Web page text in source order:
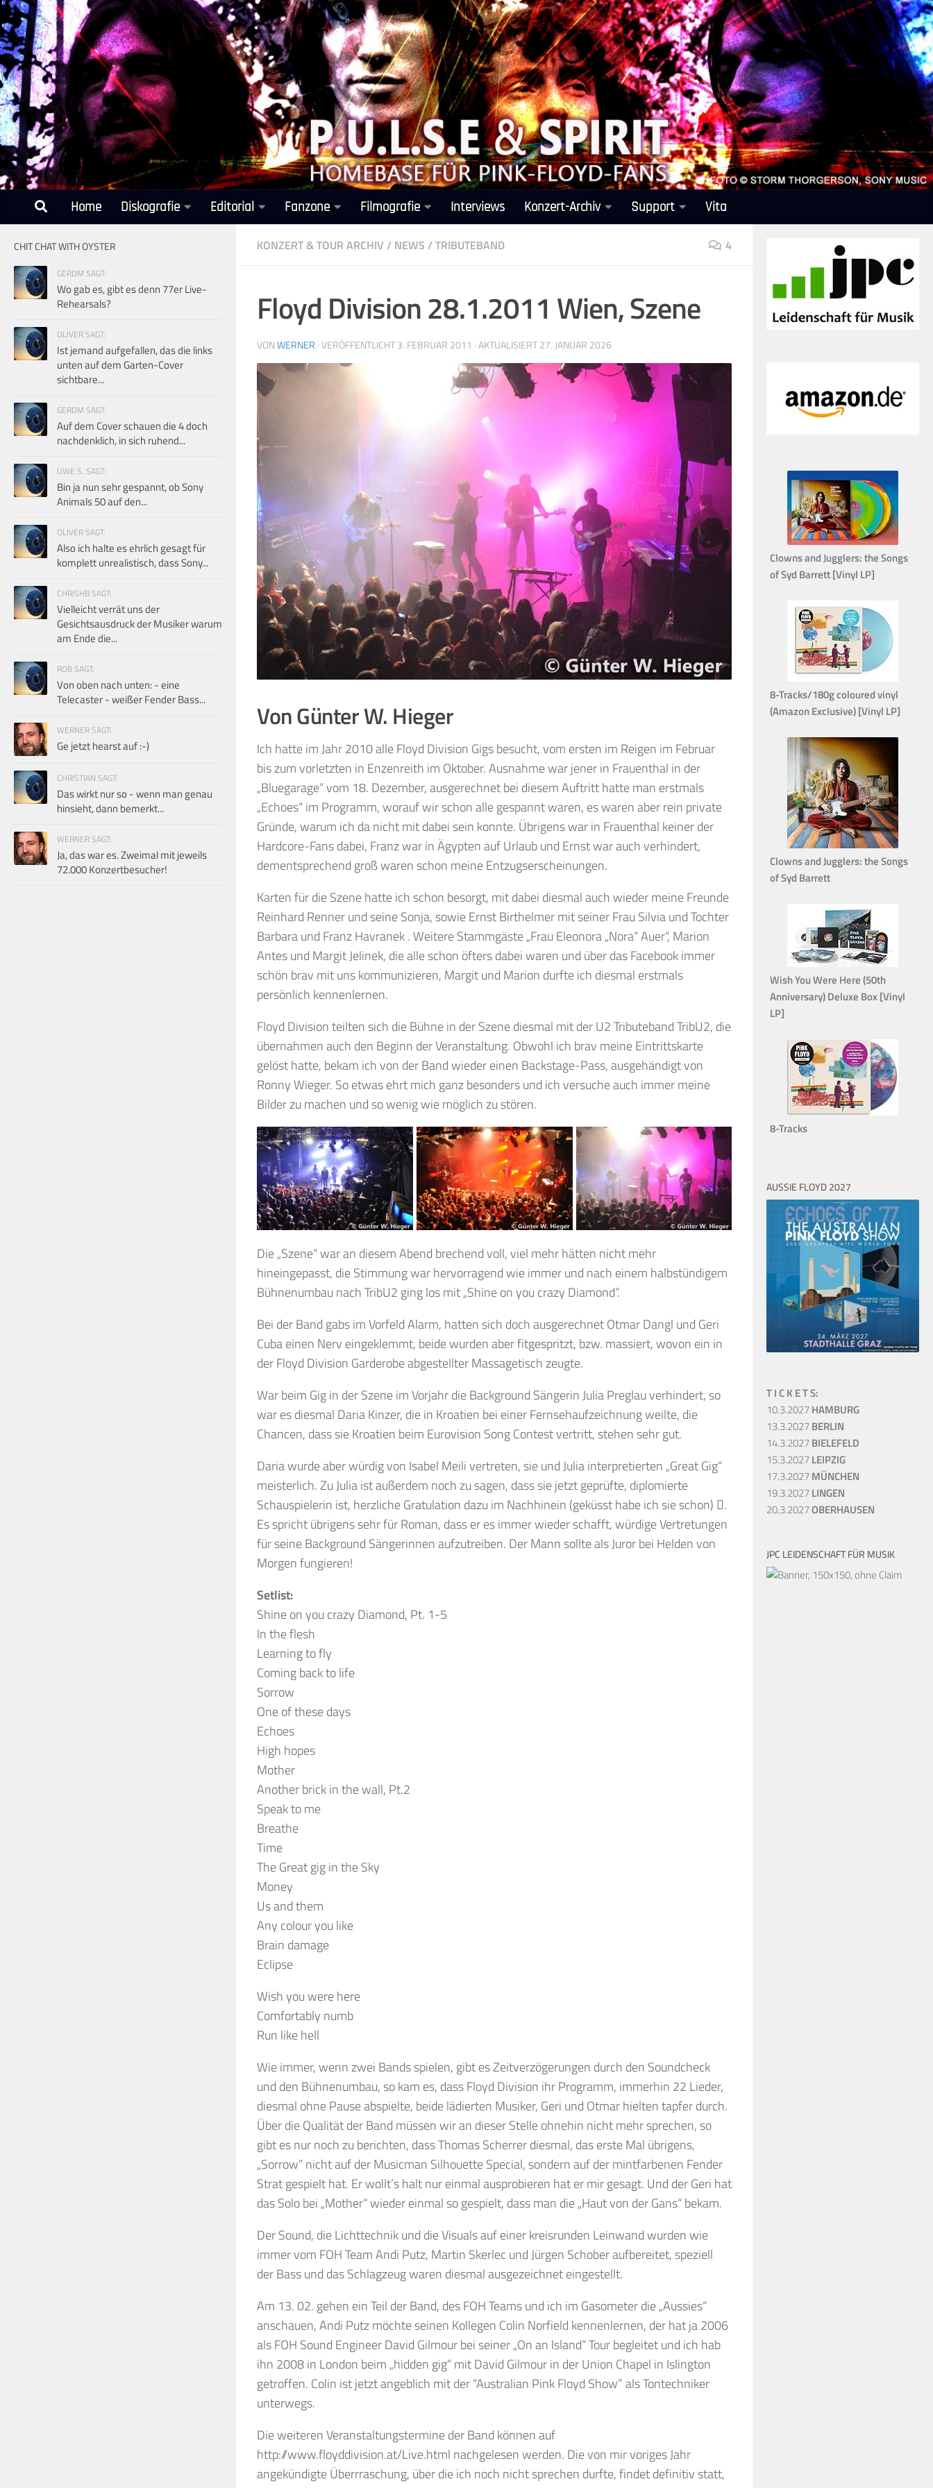
Unter dem Inhalt
Home Diskografie Editorial Fanzone Filmografie Interviews Konzert-Archiv Support Vita
KONZERT & TOUR ARCHIV / NEWS /TRIBUTEBAND 4
Floyd Division 28.1.2011 Wien, Szene
VONWERNER · VERÖFFENTLICHT3. FEBRUAR 2011 · AKTUALISIERT27. JANUAR 2026
Von Günter W. Hieger
Ich hatte im Jahr 2010 alle Floyd Division Gigs besucht, vom ersten im Reigen im Februar
bis zum vorletzten in Enzenreith im Oktober. Ausnahme war jener in Frauenthal in der
„Bluegarage“ vom 18. Dezember, ausgerechnet bei diesem Auftritt hatte man erstmals
„Echoes“ im Programm, worauf wir schon alle gespannt waren, es waren aber rein private
Gründe, warum ich da nicht mit dabei sein konnte. Übrigens war in Frauenthal keiner der
Hardcore-Fans dabei, Franz war in Ägypten auf Urlaub und Ernst war auch verhindert,
dementsprechend groß waren schon meine Entzugserscheinungen.
Karten für die Szene hatte ich schon besorgt, mit dabei diesmal auch wieder meine Freunde
Reinhard Renner und seine Sonja, sowie Ernst Birthelmer mit seiner Frau Silvia und Tochter
Barbara und Franz Havranek . Weitere Stammgäste „Frau Eleonora „Nora“ Auer“, Marion
Antes und Margit Jelinek, die alle schon öfters dabei waren und über das Facebook immer
schön brav mit uns kommunizieren, Margit und Marion durfte ich diesmal erstmals
persönlich kennenlernen.
Floyd Division teilten sich die Bühne in der Szene diesmal mit der U2 Tributeband TribU2, die
übernahmen auch den Beginn der Veranstaltung. Obwohl ich brav meine Eintrittskarte
gelöst hatte, bekam ich von der Band wieder einen Backstage-Pass, ausgehändigt von
Ronny Wieger. So etwas ehrt mich ganz besonders und ich versuche auch immer meine
Bilder zu machen und so wenig wie möglich zu stören.
Die „Szene“ war an diesem Abend brechend voll, viel mehr hätten nicht mehr
hineingepasst, die Stimmung war hervorragend wie immer und nach einem halbstündigem
Bühnenumbau nach TribU2 ging los mit „Shine on you crazy Diamond“.
Bei der Band gabs im Vorfeld Alarm, hatten sich doch ausgerechnet Otmar Dangl und Geri
Cuba einen Nerv eingeklemmt, beide wurden aber fitgespritzt, bzw. massiert, wovon ein in
der Floyd Division Garderobe abgestellter Massagetisch zeugte.
War beim Gig in der Szene im Vorjahr die Background Sängerin Julia Preglau verhindert, so
war es diesmal Daria Kinzer, die in Kroatien bei einer Fernsehaufzeichnung weilte, die
Chancen, dass sie Kroatien beim Eurovision Song Contest vertritt, stehen sehr gut.
Daria wurde aber würdig von Isabel Meili vertreten, sie und Julia interpretierten „Great Gig“
meisterlich. Zu Julia ist außerdem noch zu sagen, dass sie jetzt geprüfte, diplomierte
Schauspielerin ist, herzliche Gratulation dazu im Nachhinein (geküsst habe ich sie schon) .
Es spricht übrigens sehr für Roman, dass er es immer wieder schafft, würdige Vertretungen
für seine Background Sängerinnen aufzutreiben. Der Mann sollte als Juror bei Helden von
Morgen fungieren!
Setlist:
Shine on you crazy Diamond, Pt. 1-5
In the flesh
Learning to fly
Coming back to life
Sorrow
One of these days
Echoes
High hopes
Mother
Another brick in the wall, Pt.2
Speak to me
Breathe
Time
The Great gig in the Sky
Money
Us and them
Any colour you like
Brain damage
Eclipse
Wish you were here
Comfortably numb
Run like hell
Wie immer, wenn zwei Bands spielen, gibt es Zeitverzögerungen durch den Soundcheck
und den Bühnenumbau, so kam es, dass Floyd Division ihr Programm, immerhin 22 Lieder,
diesmal ohne Pause abspielte, beide lädierten Musiker, Geri und Otmar hielten tapfer durch.
Über die Qualität der Band müssen wir an dieser Stelle ohnehin nicht mehr sprechen, so
gibt es nur noch zu berichten, dass Thomas Scherrer diesmal, das erste Mal übrigens,
„Sorrow“ nicht auf der Musicman Silhouette Special, sondern auf der mintfarbenen Fender
Strat gespielt hat. Er wollt’s halt nur einmal ausprobieren hat er mir gesagt. Und der Geri hat
das Solo bei „Mother“ wieder einmal so gespielt, dass man die „Haut von der Gans“ bekam.
Der Sound, die Lichttechnik und die Visuals auf einer kreisrunden Leinwand wurden wie
immer vom FOH Team Andi Putz, Martin Skerlec und Jürgen Schober aufbereitet, speziell
der Bass und das Schlagzeug waren diesmal ausgezeichnet eingestellt.
Am 13. 02. gehen ein Teil der Band, des FOH Teams und ich im Gasometer die „Aussies“
anschauen, Andi Putz möchte seinen Kollegen Colin Norfield kennenlernen, der hat ja 2006
als FOH Sound Engineer David Gilmour bei seiner „On an Island“ Tour begleitet und ich hab
ihn 2008 in London beim „hidden gig“ mit David Gilmour in der Union Chapel in Islington
getroffen. Colin ist jetzt angeblich mit der “Australian Pink Floyd Show” als Tontechniker
unterwegs.
Die weiteren Veranstaltungstermine der Band können auf
http://www.floyddivision.at/Live.html nachgelesen werden. Die von mir voriges Jahr
angekündigte Überrraschung, über die ich noch nicht sprechen durfte, findet definitiv statt,
CHIT CHAT WITH OYSTER
GERDM SAGT:
Wo gab es, gibt es denn 77er Live-
Rehearsals?
OLIVER SAGT:
Ist jemand aufgefallen, das die links
unten auf dem Garten-Cover
sichtbare...
GERDM SAGT:
Auf dem Cover schauen die 4 doch
nachdenklich, in sich ruhend...
UWE S. SAGT:
Bin ja nun sehr gespannt, ob Sony
Animals 50 auf den...
OLIVER SAGT:
Also ich halte es ehrlich gesagt für
komplett unrealistisch, dass Sony...
CHRISHB SAGT:
Vielleicht verrät uns der
Gesichtsausdruck der Musiker warum
am Ende die...
ROB SAGT:
Von oben nach unten: - eine
Telecaster - weißer Fender Bass...
WERNER SAGT:
Ge jetzt hearst auf :-)
CHRISTIAN SAGT:
Das wirkt nur so - wenn man genau
hinsieht, dann bemerkt...
WERNER SAGT:
Ja, das war es. Zweimal mit jeweils
72.000 Konzertbesucher!
Clowns and Jugglers: the Songs
of Syd Barrett [Vinyl LP]
8-Tracks/180g coloured vinyl
(Amazon Exclusive) [Vinyl LP]
Clowns and Jugglers: the Songs
of Syd Barrett
Wish You Were Here (50th
Anniversary) Deluxe Box [Vinyl
LP]
8-Tracks
AUSSIE FLOYD 2027
T I C K E T S:
10.3.2027HAMBURG
13.3.2027BERLIN
14.3.2027BIELEFELD
15.3.2027LEIPZIG
17.3.2027MÜNCHEN
19.3.2027LINGEN
20.3.2027OBERHAUSEN
JPC LEIDENSCHAFT FÜR MUSIK